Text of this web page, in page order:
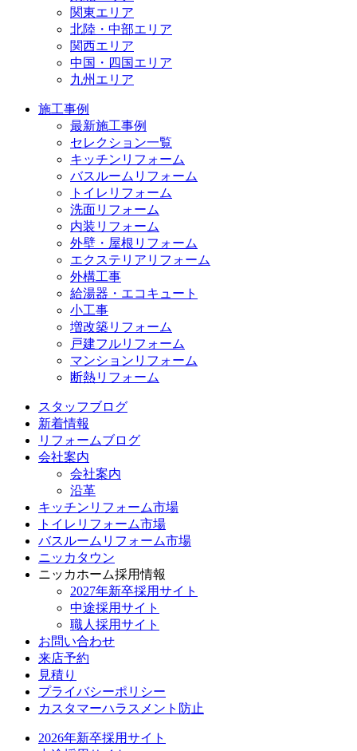
関東エリア
北陸・中部エリア
関西エリア
中国・四国エリア
九州エリア
施工事例
最新施工事例
セレクション一覧
キッチンリフォーム
バスルームリフォーム
トイレリフォーム
洗面リフォーム
内装リフォーム
外壁・屋根リフォーム
エクステリアリフォーム
外構工事
給湯器・エコキュート
小工事
増改築リフォーム
戸建フルリフォーム
マンションリフォーム
断熱リフォーム
スタッフブログ
新着情報
リフォームブログ
会社案内
会社案内
沿革
キッチンリフォーム市場
トイレリフォーム市場
バスルームリフォーム市場
ニッカタウン
ニッカホーム採用情報
2027年新卒採用サイト
中途採用サイト
職人採用サイト
お問い合わせ
来店予約
見積り
プライバシーポリシー
カスタマーハラスメント防止
2026年新卒採用サイト